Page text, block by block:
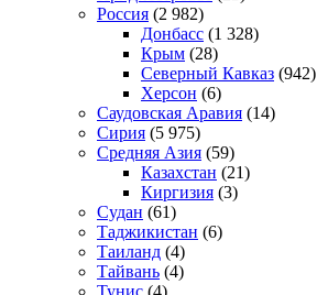
Россия (2 982)
Донбасс (1 328)
Крым (28)
Северный Кавказ (942)
Херсон (6)
Саудовская Аравия (14)
Сирия (5 975)
Средняя Азия (59)
Казахстан (21)
Киргизия (3)
Судан (61)
Таджикистан (6)
Таиланд (4)
Тайвань (4)